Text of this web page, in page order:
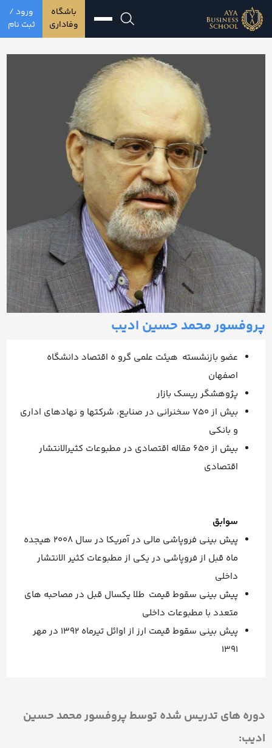
باشگاه
وفاداری
ورود /
ثبت نام
پروفسور محمد حسین ادیب
عضو بازنشسته هیئت علمی گرو ه اقتصاد دانشگاه
اصفهان
پژوهشگر ریسک بازار
بیش از ۷۵۰ سخنرانی در صنایع، شرکتها و نهادهای اداری
و بانکی
بیش از ۶۵۰ مقاله اقتصادی در مطبوعات کثیرالانتشار
اقتصادی
سوابق
پیش بینی فروپاشی مالی در آمریکا در سال ۲۰۰۸ هیجده
ماه قبل از فروپاشی در یکی از مطبوعات کثیر الانتشار
داخلی
پیش بینی سقوط قیمت طلا یکسال قبل در مصاحبه های
متعدد با مطبوعات داخلی
پیش بینی سقوط قیمت ارز از اوائل تیرماه ۱۳۹۲ در مهر
۱۳۹۱
دوره های تدریس شده توسط پروفسور محمد حسین
ادیب: